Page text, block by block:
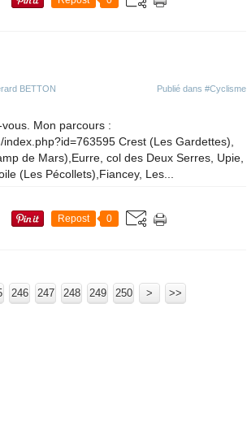
BETTON Publié dans #Cyclisme
Mon parcours :
Crest (Les Gardettes),
de Mars),Eurre, col des Deux Serres, Upie,
(Les Pécollets),Fiancey, Les...
Repost 0
246 247 248 249 250 260
> >>